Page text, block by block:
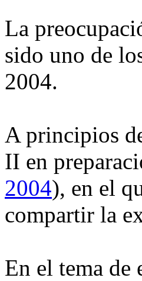
La
sido uno de
2004.
A principios
II en
2004), en el
compartir la
En el tema de